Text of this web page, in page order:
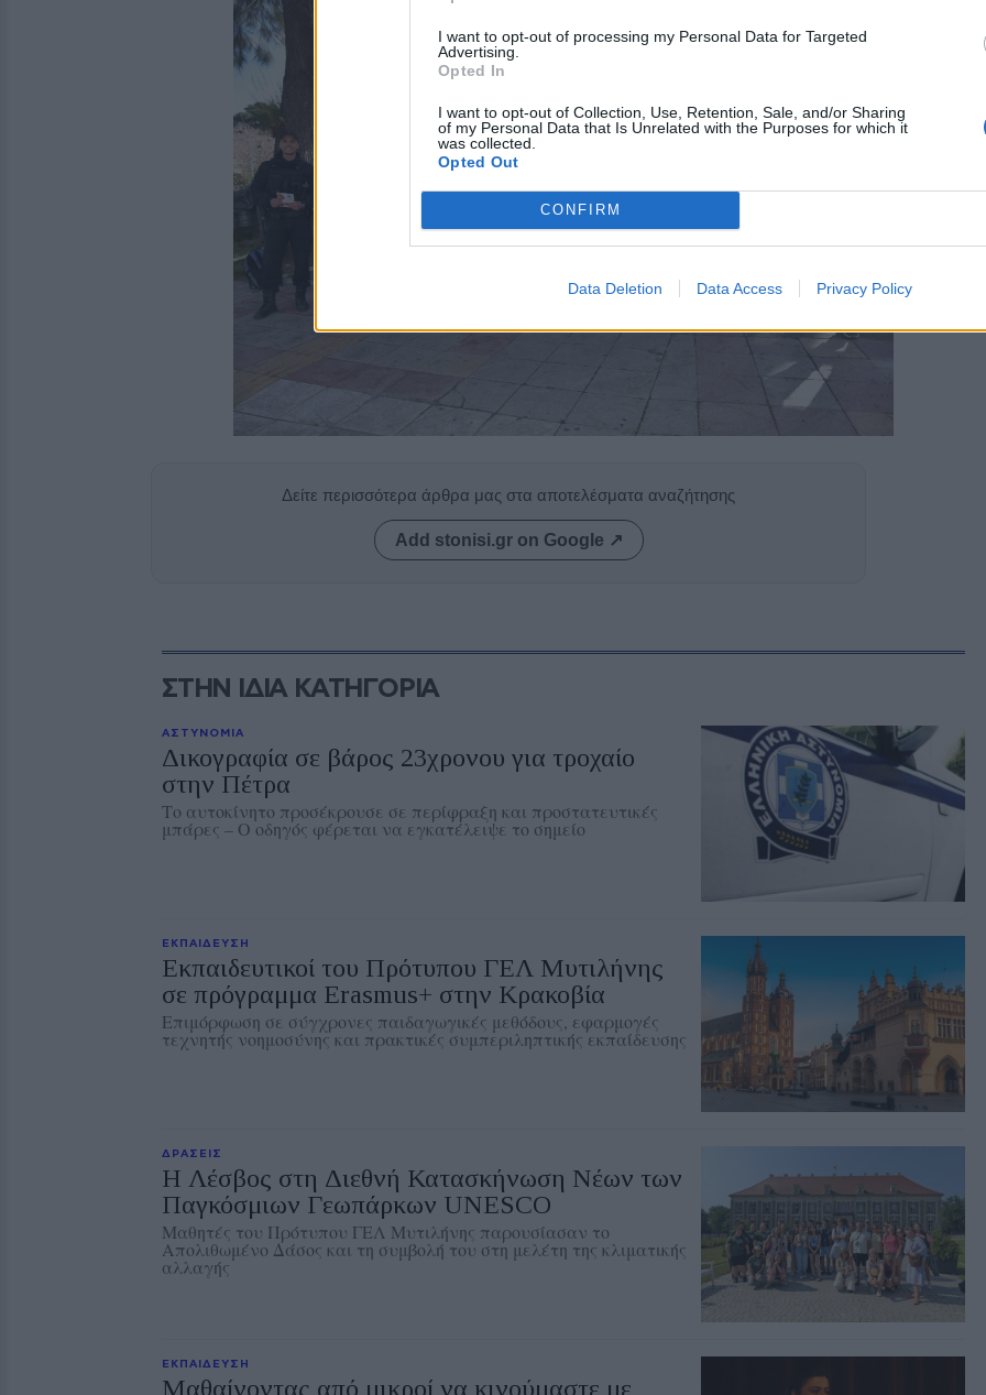
I want to opt-out of processing my Personal Data for Targeted
Advertising.
Opted In
I want to opt-out of Collection, Use, Retention, Sale, and/or Sharing
of my Personal Data that Is Unrelated with the Purposes for which it
was collected.
Opted Out
CONFIRM
Data Deletion Data Access Privacy Policy
Δείτε περισσότερα άρθρα μας στα αποτελέσματα αναζήτησης
Add stonisi.gr on Google ↗
ΣΤΗΝ ΙΔΙΑ ΚΑΤΗΓΟΡΙΑ
ΑΣΤΥΝΟΜΙΑ
Δικογραφία σε βάρος 23χρονου για τροχαίο
στην Πέτρα
Το αυτοκίνητο προσέκρουσε σε περίφραξη και προστατευτικές
μπάρες – Ο οδηγός φέρεται να εγκατέλειψε το σημείο
ΕΚΠΑΙΔΕΥΣΗ
Εκπαιδευτικοί του Πρότυπου ΓΕΛ Μυτιλήνης
σε πρόγραμμα Erasmus+ στην Κρακοβία
Επιμόρφωση σε σύγχρονες παιδαγωγικές μεθόδους, εφαρμογές
τεχνητής νοημοσύνης και πρακτικές συμπεριληπτικής εκπαίδευσης
ΔΡΑΣΕΙΣ
Η Λέσβος στη Διεθνή Κατασκήνωση Νέων των
Παγκόσμιων Γεωπάρκων UNESCO
Μαθητές του Πρότυπου ΓΕΛ Μυτιλήνης παρουσίασαν το
Απολιθωμένο Δάσος και τη συμβολή του στη μελέτη της κλιματικής
αλλαγής
ΕΚΠΑΙΔΕΥΣΗ
Μαθαίνοντας από μικροί να κινούμαστε με